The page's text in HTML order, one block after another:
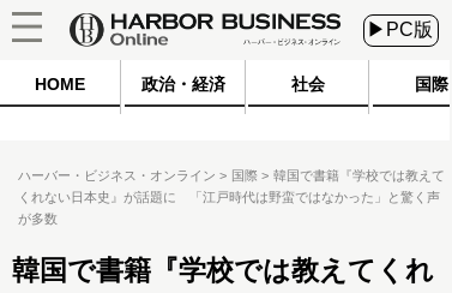
▶PC版
HOME 政治・経済 社会 国際
ハーバー・ビジネス・オンライン 国際
韓国で書籍『学校では教えて
くれない日本史』が話題に 「江戸時代は野蛮ではなかった」と驚く声
が多数
韓国で書籍『学校では教えてくれ